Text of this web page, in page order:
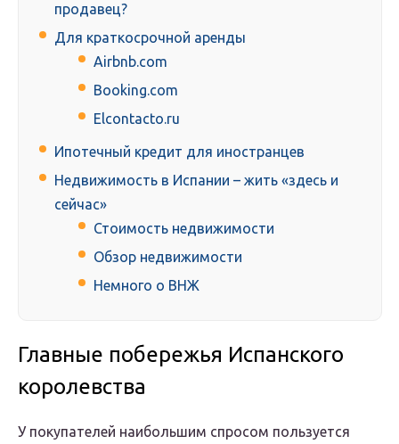
продавец?
Для краткосрочной аренды
Airbnb.com
Booking.com
Elcontacto.ru
Ипотечный кредит для иностранцев
Недвижимость в Испании – жить «здесь и
сейчас»
Стоимость недвижимости
Обзор недвижимости
Немного о ВНЖ
Главные побережья Испанского
королевства
У покупателей наибольшим спросом пользуется